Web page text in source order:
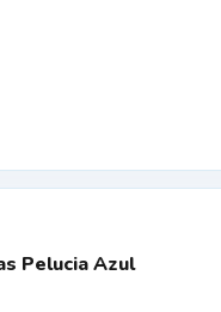
Pelucia Azul